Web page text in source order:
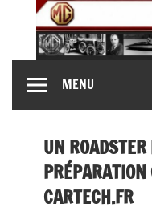
content
MG
MENU
UN
CARTECH.FR